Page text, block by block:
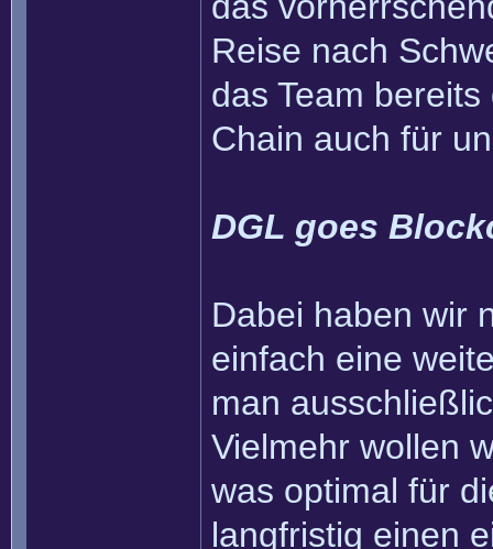
Reise nach
das Team
Chain auch für
DGL goes
Dabei haben wir
einfach eine
man
Vielmehr wollen
was optimal für
langfristig einen